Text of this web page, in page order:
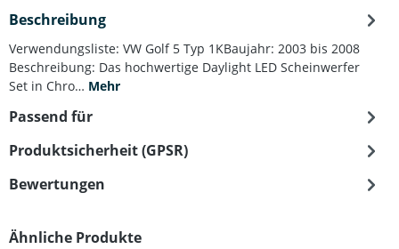
Beschreibung
Verwendungsliste: VW Golf 5 Typ 1KBaujahr: 2003 bis 2008
Beschreibung: Das hochwertige Daylight LED Scheinwerfer
Set in Chro… Mehr
Passend für
Produktsicherheit (GPSR)
Bewertungen
Produktgalerie überspringen
Ähnliche Produkte